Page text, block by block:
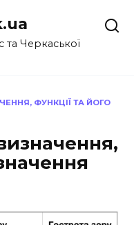
та Черкаської
ФУНКЦІЇ ТА ЙОГО